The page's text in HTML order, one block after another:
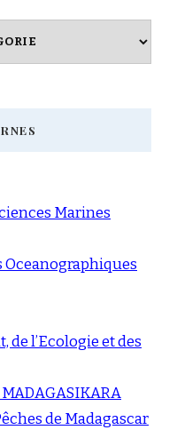
Marines
Oceanographiques
l’Ecologie et des
de Madagascar